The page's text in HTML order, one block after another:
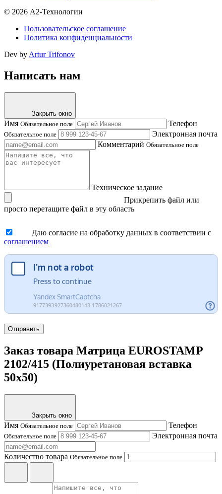
© 2026 А2-Технологии
Пользовательское соглашение
Политика конфиденциальности
Dev by Artur Trifonov
Написать нам
Закрыть окно
Имя Обязательное поле Телефон
Обязательное поле
Электронная почта
Комментарий Обязательное поле
Техническое задание
Прикрепить файл или
просто перетащите файл в эту область
Даю согласие на обработку данных в соответствии с
соглашением
Отправить
Заказ товара Матрица EUROSTAMP
2102/415 (Полиуретановая вставка
50x50)
Закрыть окно
Имя Обязательное поле Телефон
Обязательное поле Электронная почта
Количество товара Обязательное поле